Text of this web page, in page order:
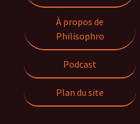
À propos de
Philisophro
Podcast
Plan du site